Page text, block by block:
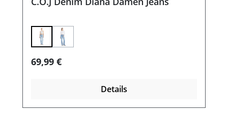
(Diese Option ist zurzeit nicht verfügbar.)
Regulärer Preis:
69,99 €
Details